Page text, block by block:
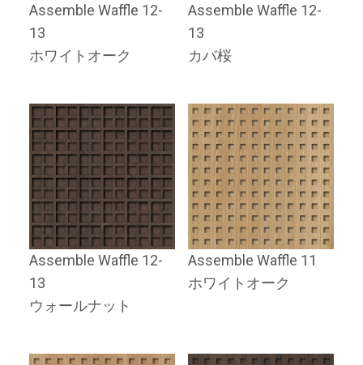
Assemble Waffle 12-
13
ホワイトオーク
Assemble Waffle 12-
13
カバ桜
Assemble Waffle 12-
13
ウォールナット
Assemble Waffle 11
ホワイトオーク